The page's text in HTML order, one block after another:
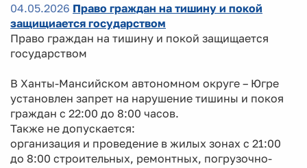
04.05.2026 Право граждан на тишину и покой
защищиается государством
Право граждан на тишину и покой защищается
государством
В Ханты-Мансийском автономном округе – Югре
установлен запрет на нарушение тишины и покоя
граждан с 22:00 до 8:00 часов.
Также не допускается:
организация и проведение в жилых зонах с 21:00
до 8:00 строительных, ремонтных, погрузочно-